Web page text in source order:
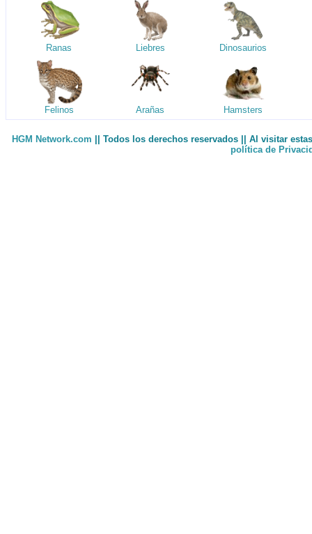
Ranas Liebres Dinosaurios
Felinos Arañas Hamsters
HGM Network.com || Todos los derechos reservados || Al visitar
política de